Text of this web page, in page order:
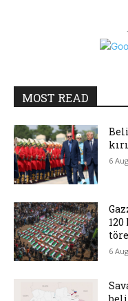
MOST READ
6
6